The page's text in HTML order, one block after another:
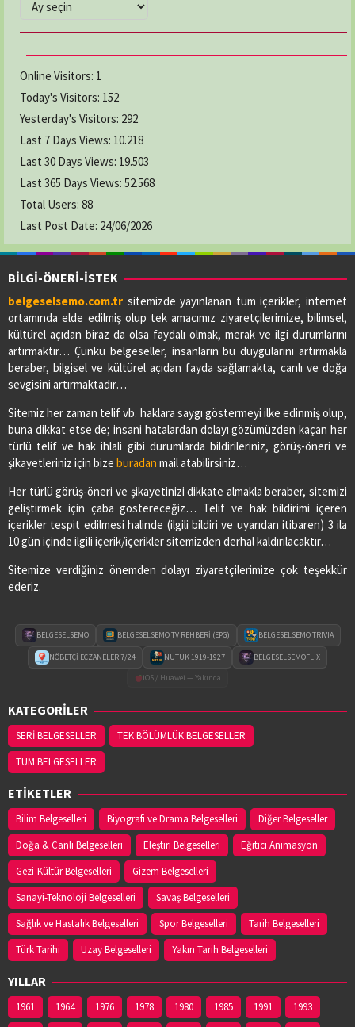
Online Visitors: 1
Today's Visitors: 152
Yesterday's Visitors: 292
Last 7 Days Views: 10.218
Last 30 Days Views: 19.503
Last 365 Days Views: 52.568
Total Users: 88
Last Post Date: 24/06/2026
BİLGİ-ÖNERİ-İSTEK
belgeselsemo.com.tr sitemizde yayınlanan tüm içerikler, internet
ortamında elde edilmiş olup tek amacımız ziyaretçilerimize, bilimsel,
kültürel açıdan biraz da olsa faydalı olmak, merak ve ilgi durumlarını
artırmaktır… Çünkü belgeseller, insanların bu duygularını artırmakla
beraber, bilgisel ve kültürel açıdan fayda sağlamakta, canlı ve doğa
sevgisini artırmaktadır…
Sitemiz her zaman telif vb. haklara saygı göstermeyi ilke edinmiş olup,
buna dikkat etse de; insani hatalardan dolayı gözümüzden kaçan her
türlü telif ve hak ihlali gibi durumlarda bildirileriniz, görüş-öneri ve
şikayetleriniz için bize buradan mail atabilirsiniz…
Her türlü görüş-öneri ve şikayetinizi dikkate almakla beraber, sitemizi
geliştirmek için çaba göstereceğiz… Telif ve hak bildirimi içeren
içerikler tespit edilmesi halinde (ilgili bildiri ve uyarıdan itibaren) 3 ila
10 gün içinde ilgili içerik/içerikler sitemizden derhal kaldırılacaktır…
Sitemize verdiğiniz önemden dolayı ziyaretçilerimize çok teşekkür
ederiz.
BELGESELSEMO BELGESELSEMO TV REHBERİ (EPG) BELGESELSEMO TRIVIA
NÖBETÇİ ECZANELER 7/24 NUTUK 1919-1927
BELGESELSEMOFLIX
iOS / Huawei — Yakında
KATEGORİLER
SERİ BELGESELLER
TEK BÖLÜMLÜK BELGESELLER
TÜM BELGESELLER
ETİKETLER
Bilim Belgeselleri Biyografi ve Drama Belgeselleri
Diğer Belgeseller
Doğa & Canlı Belgeselleri
Eleştiri Belgeselleri
Eğitici Animasyon
Gezi-Kültür Belgeselleri
Gizem Belgeselleri
Sanayi-Teknoloji Belgeselleri
Savaş Belgeselleri
Sağlık ve Hastalık Belgeselleri
Spor Belgeselleri
Tarih Belgeselleri
Türk Tarihi
Uzay Belgeselleri Yakın Tarih Belgeselleri
YILLAR
1961 1964 1976 1978 1980 1985 1991
1993